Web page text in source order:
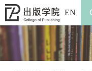
EN